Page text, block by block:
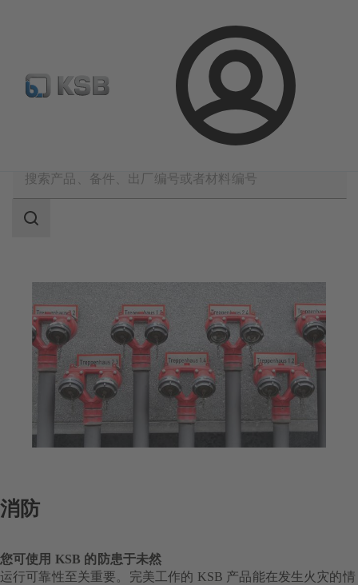
登
录
备件搜索 产品选型
搜
围
消防
您可使用 KSB 的防患于未然
运行可靠性至关重要。完美工作的 KSB 产品能在发生火灾的情